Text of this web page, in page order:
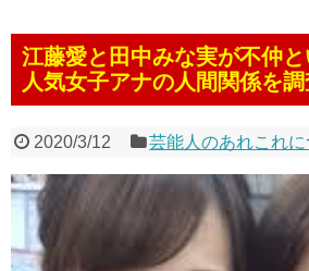
江藤愛と田中みな実が不仲
人気女子アナの人間関係を調
2020/3/12 芸能人のあれこれに